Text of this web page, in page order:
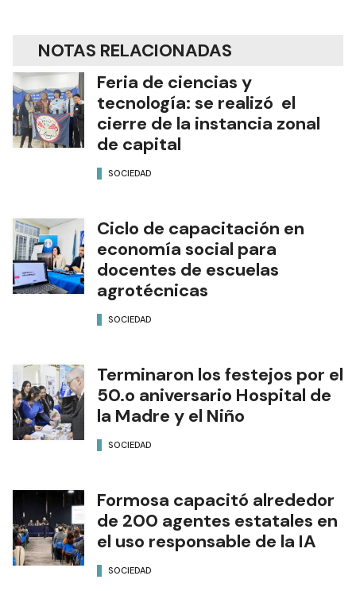
NOTAS RELACIONADAS
Feria de ciencias y
tecnología: se realizó el
cierre de la instancia zonal
de capital
SOCIEDAD
Ciclo de capacitación en
economía social para
docentes de escuelas
agrotécnicas
SOCIEDAD
Terminaron los festejos por el
50.o aniversario Hospital de
la Madre y el Niño
SOCIEDAD
Formosa capacitó alrededor
de 200 agentes estatales en
el uso responsable de la IA
SOCIEDAD